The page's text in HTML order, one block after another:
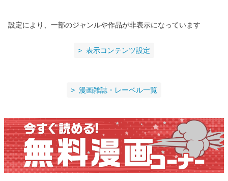
設定により、一部のジャンルや作品が非表示になっています
表示コンテンツ設定
漫画雑誌・レーベル一覧